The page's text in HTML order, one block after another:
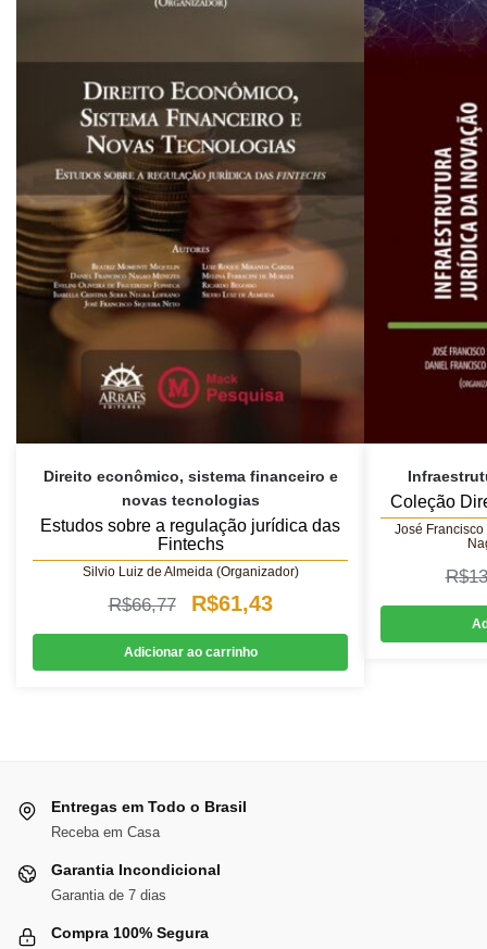
Direito econômico, sistema financeiro e
novas tecnologias
Estudos sobre a regulação jurídica das
Fintechs
Silvio Luiz de Almeida (Organizador)
R$66,77
O
preço
original
R$61,43O
preço
atual
Adicionar ao carrinho
Coleção
José
R$
Entregas em Todo o Brasil
Receba em Casa
Garantia Incondicional
Garantia de 7 dias
Compra 100% Segura